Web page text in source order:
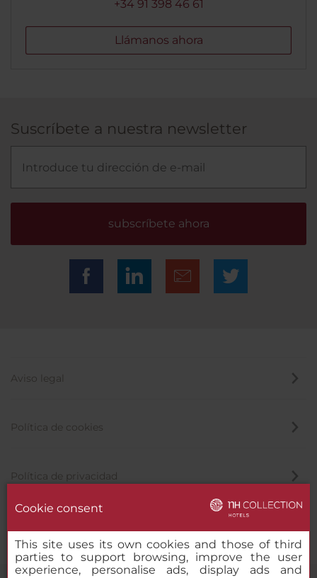
+34 91 398 46 61
Llámanos ahora
Suscríbete a nuestra newsletter
subscríbete ahora
Aviso legal
Política de cookies
Política de privacidad
Cookie consent
This site uses its own cookies and those of third
parties to support browsing, improve the user
experience, personalise ads, display ads and